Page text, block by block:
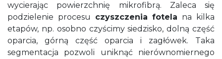
wycierając powierzchnię mikrofibrą. Zaleca się
podzielenie procesu czyszczenia fotela na kilka
etapów, np. osobno czyścimy siedzisko, dolną część
oparcia, górną część oparcia i zagłówek. Taka
segmentacja pozwoli uniknąć nierównomiernego